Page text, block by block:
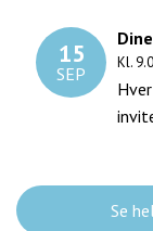
15
SEP
Kl.
Se